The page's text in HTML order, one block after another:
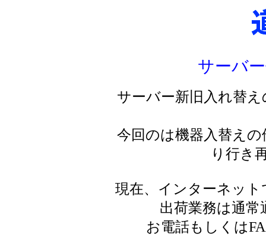
サーバ
サーバー新旧入れ替
今回のは機器入替え
り行き
現在、インターネッ
出荷業務は通
お電話もしくは